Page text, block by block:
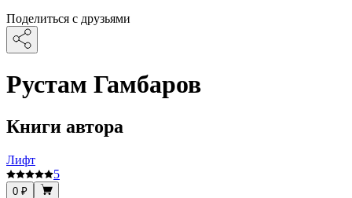
Поделиться с друзьями
Рустам Гамбаров
Книги автора
Лифт
5
0 ₽